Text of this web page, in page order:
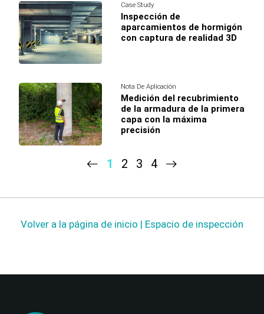
Case Study
Inspección de
aparcamientos de hormigón
con captura de realidad 3D
Nota De Aplicación
Medición del recubrimiento
de la armadura de la primera
capa con la máxima
precisión
1 2 3 4
Volver a la página de inicio | Espacio de inspección